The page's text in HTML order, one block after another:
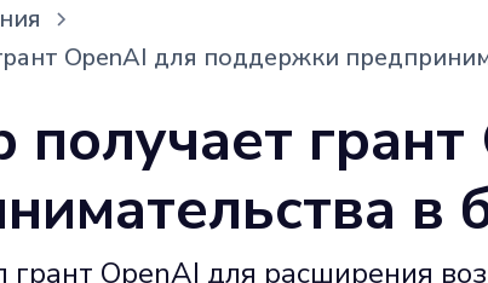
OpenAI для поддержки
получает
в
грант OpenAI для расширения